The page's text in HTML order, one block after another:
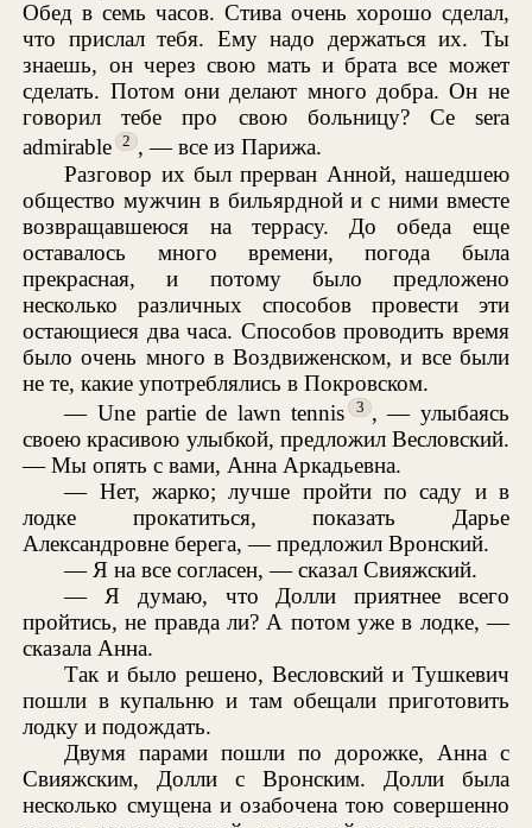
Обед в семь часов. Стива очень хорошо сделал,
что прислал тебя. Ему надо держаться их. Ты
знаешь, он через свою мать и брата все может
сделать. Потом они делают много добра. Он не
говорил тебе про свою больницу? Ce sera
admirable
2 , — все из Парижа.
Разговор их был прерван Анной, нашедшею
общество мужчин в бильярдной и с ними вместе
возвращавшеюся на террасу. До обеда еще
оставалось много времени, погода была
прекрасная, и потому было предложено
несколько различных способов провести эти
остающиеся два часа. Способов проводить время
было очень много в Воздвиженском, и все были
не те, какие употреблялись в Покровском.
— Une partie de lawn tennis
3 , — улыбаясь
своею красивою улыбкой, предложил Весловский.
— Мы опять с вами, Анна Аркадьевна.
— Нет, жарко; лучше пройти по саду и в
лодке прокатиться, показать Дарье
Александровне берега, — предложил Вронский.
— Я на все согласен, — сказал Свияжский.
— Я думаю, что Долли приятнее всего
пройтись, не правда ли? А потом уже в лодке, —
сказала Анна.
Так и было решено, Весловский и Тушкевич
пошли в купальню и там обещали приготовить
лодку и подождать.
Двумя парами пошли по дорожке, Анна с
Свияжским, Долли с Вронским. Долли была
несколько смущена и озабочена тою совершенно